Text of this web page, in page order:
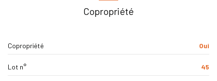
cave
balcon
salle de bain
Copropriété
Copropriété Oui
Lot n° 45